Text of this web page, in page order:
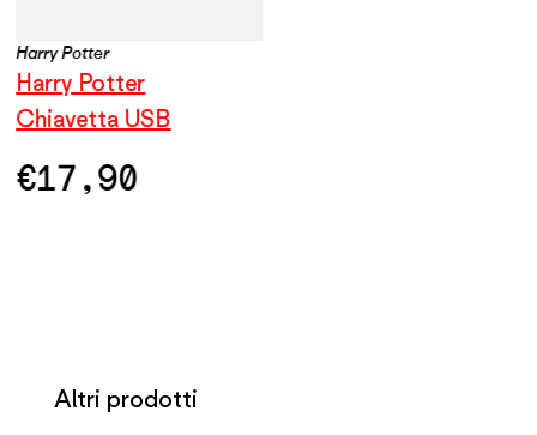
Harry Potter
Harry Potter
Chiavetta USB
€17,90
Altri prodotti